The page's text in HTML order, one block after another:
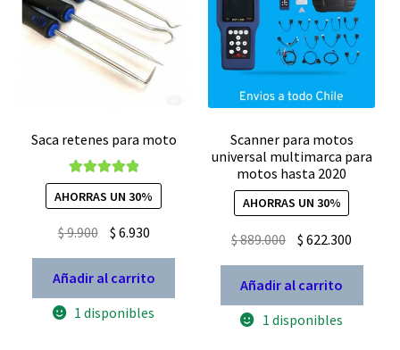
Saca retenes para moto
Valorado con
5.00de 5
AHORRAS UN 30%
$9.900 El
precio
original
era:
$ 9.900.
$ 6.930El
precio
actual
es:
$ 6.930.
Añadir al carrito
1 disponibles
Scanner para motos
universal multimarca para
motos hasta 2020
AHORRAS UN 30%
$889.000 El
precio
original
era:
$ 889.000.
$ 622.300
precio
es:
Añadir al carrito
1 disponibles